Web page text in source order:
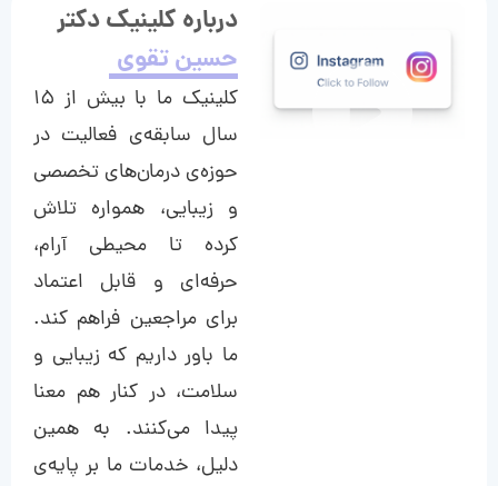
درباره کلینیک دکتر
حسین تقوی
کلینیک ما با بیش از ۱۵
سال سابقه‌ی فعالیت در
حوزه‌ی درمان‌های تخصصی
و زیبایی، همواره تلاش
کرده تا محیطی آرام،
حرفه‌ای و قابل اعتماد
برای مراجعین فراهم کند.
ما باور داریم که زیبایی و
سلامت، در کنار هم معنا
پیدا می‌کنند. به همین
دلیل، خدمات ما بر پایه‌ی